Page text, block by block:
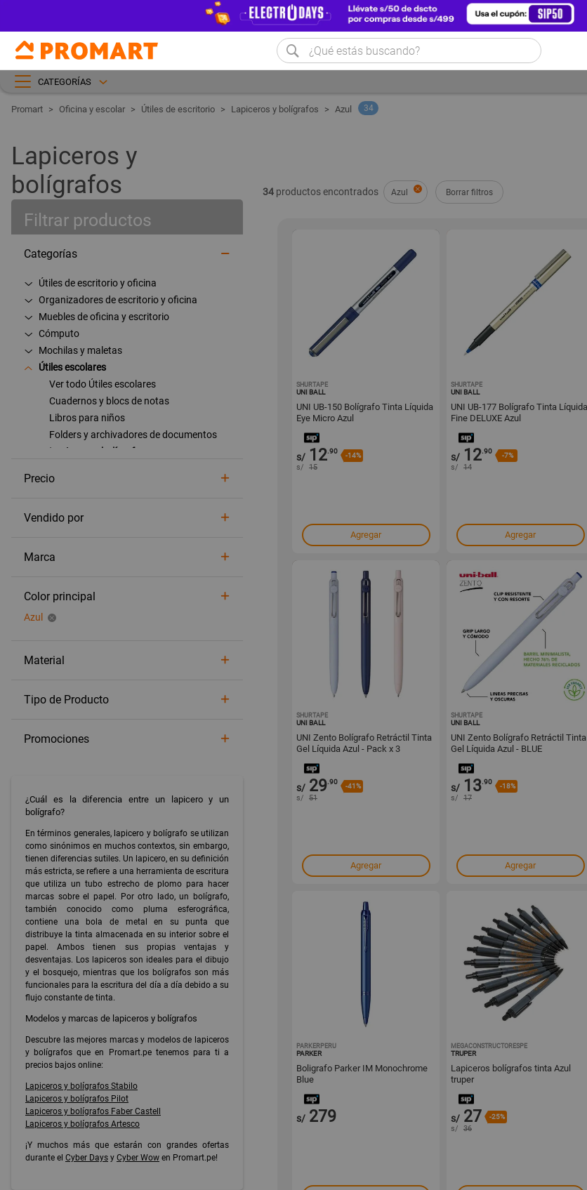
CATEGORÍAS
Oficina y escolar Útiles de escritorio Lapiceros y bolígrafos Azul 34
Lapiceros y
bolígrafos
Filtrar productos
Categorías
Útiles de escritorio y oficina
Organizadores de escritorio y oficina
Muebles de oficina y escritorio
Cómputo
Mochilas y maletas
Útiles escolares
Ver todo Útiles escolares
Cuadernos y blocs de notas
Libros para niños
Folders y archivadores de documentos
Lapiceros y bolígrafos
Lápices de colores
Pinturas acrílicas, acuarelas y óleos
Plastilinas
Plumones para papel
Plumones de pizarra
Témperas
Precio
Marca
Color principal
Azul
Vendido por
Promociones
Tipo de Producto
Material
¿Cuál es la diferencia entre un lapicero y un
bolígrafo?
En términos generales, lapicero y bolígrafo se utilizan
como sinónimos en muchos contextos, sin embargo,
tienen diferencias sutiles. Un lapicero, en su definición
más estricta, se refiere a una herramienta de escritura
que utiliza un tubo estrecho de plomo para hacer
marcas sobre el papel. Por otro lado, un bolígrafo,
también conocido como pluma esferográfica,
contiene una bola de metal en su punta que
distribuye la tinta almacenada en su interior sobre el
papel. Ambos tienen sus propias ventajas y
desventajas. Los lapiceros son ideales para el dibujo
y el bosquejo, mientras que los bolígrafos son más
funcionales para la escritura del día a día debido a su
flujo constante de tinta.
Modelos y marcas de lapiceros y bolígrafos
Descubre las mejores marcas y modelos de lapiceros
y bolígrafos que en Promart.pe tenemos para ti a
precios bajos online:
Lapiceros y bolígrafos Stabilo
Lapiceros y bolígrafos Pilot
Lapiceros y bolígrafos Faber Castell
Lapiceros y bolígrafos Artesco
¡Y muchos más que estarán con grandes ofertas
durante el Cyber Days y Cyber Wow en Promart.pe!
34 productos encontrados Azul Borrar filtros
SHURTAPE
UNI BALL
UNI UB-150 Bolígrafo Tinta Líquida
Eye Micro Azul
s/ 12.90
-14%
s/ 15
Agregar
SHURTAPE
UNI BALL
UNI UB-177 Bolígrafo Tinta Líquida
Fine DELUXE Azul
s/ 12.90
-7%
s/ 14
Agregar
SHURTAPE
UNI BALL
UNI Zento Bolígrafo Retráctil Tinta
Gel Líquida Azul - Pack x 3
s/ 29.90
-41%
s/ 51
Agregar
SHURTAPE
UNI BALL
UNI Zento Bolígrafo Retráctil Tinta
Gel Líquida Azul - BLUE
s/ 13.90
-18%
s/ 17
Agregar
PARKERPERU
PARKER
Boligrafo Parker IM Monochrome
Blue
s/ 279
MEGACONSTRUCTORESPE
TRUPER
Lapiceros bolígrafos tinta Azul
truper
s/ 27 -25%
s/ 36